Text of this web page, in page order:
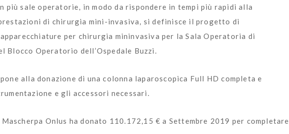
più sale operatorie, in modo da rispondere in tempi più rapidi alla
di chirurgia mini-invasiva, si definisce il progetto di
per chirurgia mininvasiva per la Sala Operatoria di
Blocco Operatorio dell’Ospedale Buzzi.
alla donazione di una colonna laparoscopica Full HD completa e
e gli accessori necessari.
Onlus ha donato 110.172,15 € a Settembre 2019 per completare